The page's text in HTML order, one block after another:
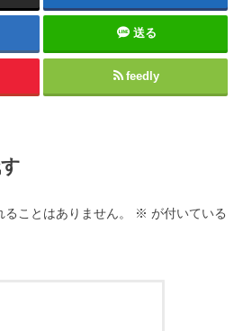
送る
feedly
ことはありません。 ※ が付いている